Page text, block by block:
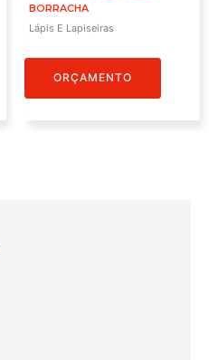
BORRACHA
Lápis E Lapiseiras
ORÇAMENTO